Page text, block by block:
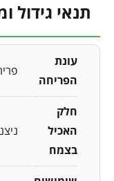
תנאי גידול
עונת
הפריחה
חלק
האכיל
בצמח